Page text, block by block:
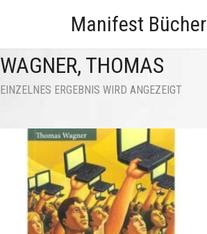
Manifest Bücher
WAGNER, THOMAS
EINZELNES ERGEBNIS WIRD ANGEZEIGT